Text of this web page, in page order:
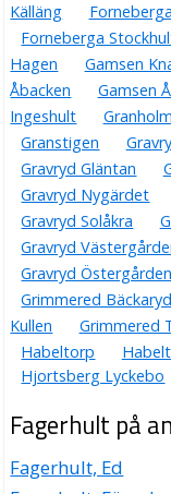
Källäng
Forneberga
Hagen
Gamsen
Åbacken
Gamsen
Ingeshult
Granstigen
Gravryd Gläntan
Gravryd Nygärdet
Gravryd Solåkra
Gravryd
Gravryd Östergården
Grimmered Bäckaryd
Kullen
Grimmered
Habeltorp
Hjortsberg Lyckebo
Fagerhult på
Fagerhult, Ed